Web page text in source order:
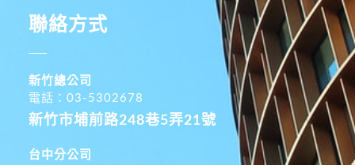
聯絡方式
新竹總公司
電話：03-5302678
新竹市埔前路248巷5弄21號
台中分公司